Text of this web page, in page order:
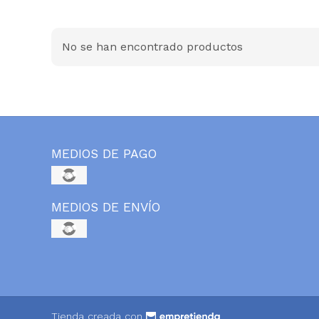
No se han encontrado productos
MEDIOS DE PAGO
MEDIOS DE ENVÍO
Tienda creada con